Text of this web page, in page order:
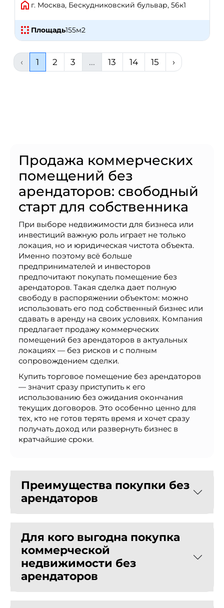
г. Москва, Бескудниковский бульвар, 56к1
Площадь155м2
‹ 1 2 3 ... 13 14 15 ›
Продажа коммерческих
помещений без
арендаторов: свободный
старт для собственника
При выборе недвижимости для бизнеса или
инвестиций важную роль играет не только
локация, но и юридическая чистота объекта.
Именно поэтому всё больше
предпринимателей и инвесторов
предпочитают покупать помещение без
арендаторов. Такая сделка дает полную
свободу в распоряжении объектом: можно
использовать его под собственный бизнес или
сдавать в аренду на своих условиях. Компания
предлагает продажу коммерческих
помещений без арендаторов в актуальных
локациях — без рисков и с полным
сопровождением сделки.
Купить торговое помещение без арендаторов
— значит сразу приступить к его
использованию без ожидания окончания
текущих договоров. Это особенно ценно для
тех, кто не готов терять время и хочет сразу
получать доход или развернуть бизнес в
кратчайшие сроки.
Преимущества покупки без
арендаторов
Для кого выгодна покупка
коммерческой
недвижимости без
арендаторов